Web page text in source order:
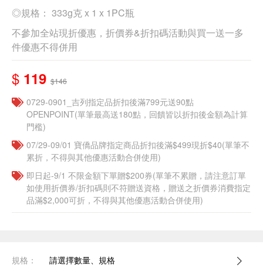
◎規格： 333g克 x 1 x 1PC瓶
不參加全站現折優惠，折價券&折扣碼活動與買一送一多
件優惠不得併用
$ 119 $146
0729-0901_吉列指定品折扣後滿799元送90點
OPENPOINT(單筆最高送180點，回饋皆以折扣後金額為計算
門檻)
07/29-09/01 寶僑品牌指定商品折扣後滿$499現折$40(單筆不
累折，不得與其他優惠活動合併使用)
即日起-9/1 不限金額下單贈$200券(單筆不累贈，請注意訂單
如使用折價券/折扣碼則不符贈送資格，贈送之折價券消費指定
品滿$2,000可折，不得與其他優惠活動合併使用)
規格： 請選擇數量、規格